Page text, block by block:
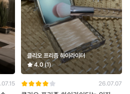
클리오 프리즘 하이라이터
4.0 (1)
26.07.07